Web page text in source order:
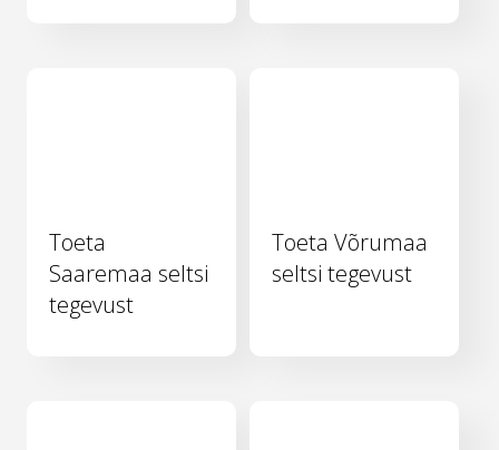
Toeta
Saaremaa seltsi
tegevust
Toeta Võrumaa
seltsi tegevust